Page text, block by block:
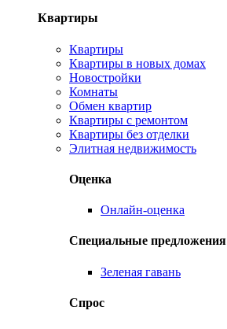
Квартиры
Квартиры
Квартиры в новых домах
Новостройки
Комнаты
Обмен квартир
Квартиры с ремонтом
Квартиры без отделки
Элитная недвижимость
Оценка
Онлайн-оценка
Специальные предложения
Зеленая гавань
Спрос